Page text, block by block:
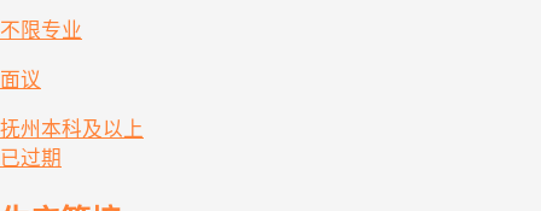
不限专业
面议
抚州 本科及以上
已过期